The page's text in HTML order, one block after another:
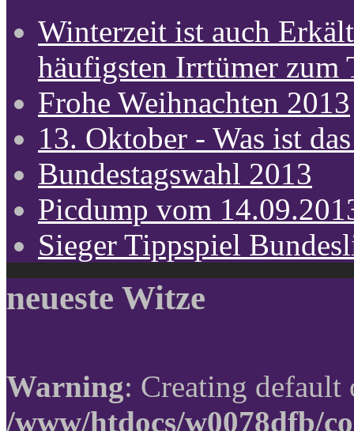
Winterzeit ist auch
häufigsten Irrtümer zum
Frohe Weihnachten 2013
13. Oktober - Was ist
Bundestagswahl 2013
Picdump vom
Sieger Tippspiel
neueste Witze
Warning: Creating
/www/htdocs/w0078dfb/